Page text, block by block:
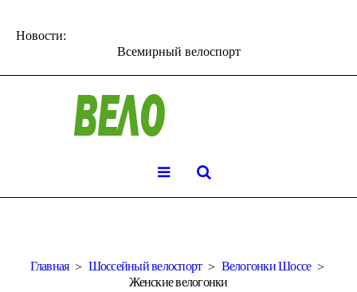
Новости:
Всемирный велоспорт
Главная Шоссейный велоспорт
Велогонки Шоссе
Женские велогонки